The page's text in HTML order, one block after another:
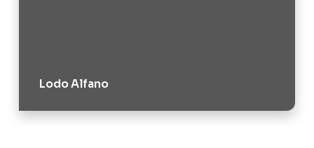
Lodo Alfano